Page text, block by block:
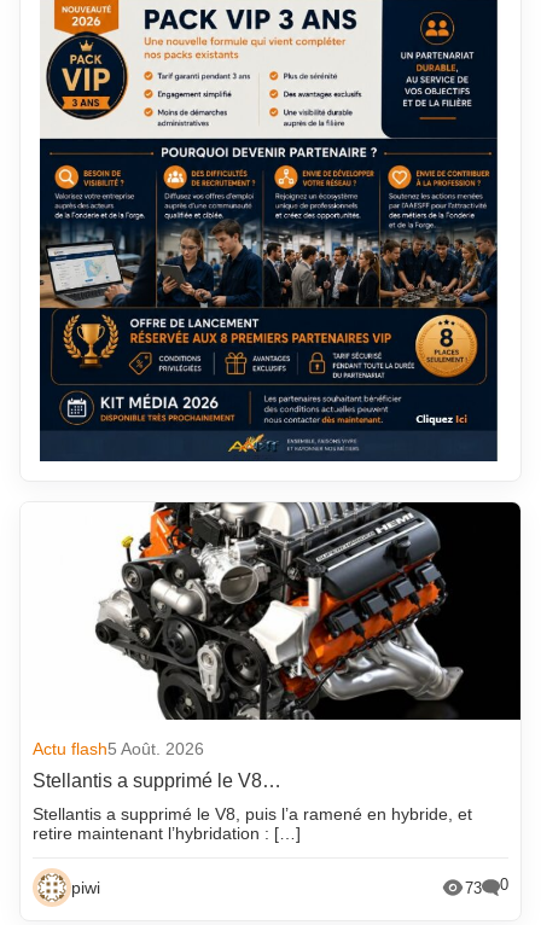
Actu flash5 Août. 2026
Stellantis a supprimé le V8…
Stellantis a supprimé le V8, puis l’a ramené en hybride, et
retire maintenant l’hybridation : […]
piwi 73 0